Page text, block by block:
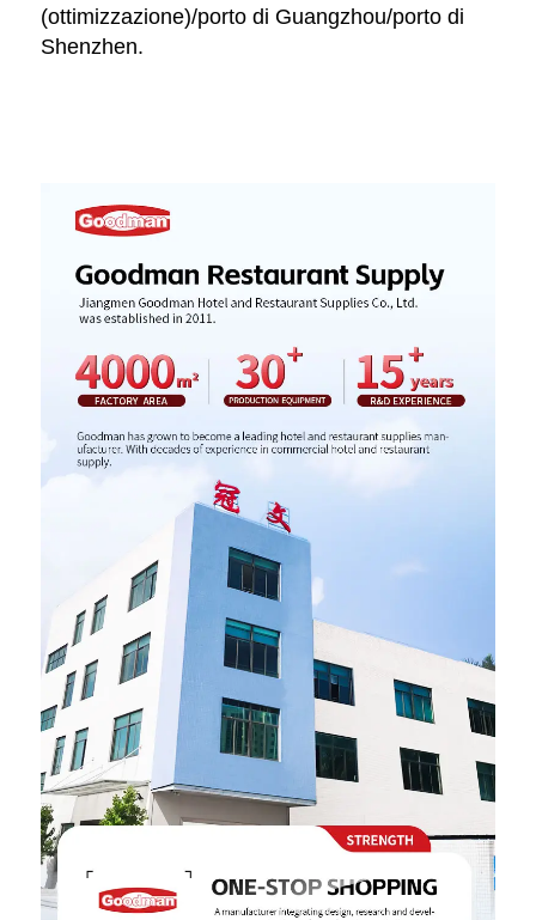
(ottimizzazione)/porto di Guangzhou/porto di
Shenzhen.